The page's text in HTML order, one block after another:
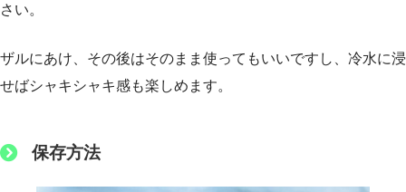
さい。
ザルにあけ、その後はそのまま使ってもいいですし、冷水に浸
せばシャキシャキ感も楽しめます。
保存方法